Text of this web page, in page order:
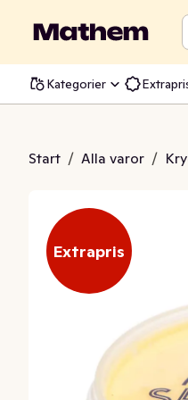
Kategorier
Start / Alla varor /
Extrapris